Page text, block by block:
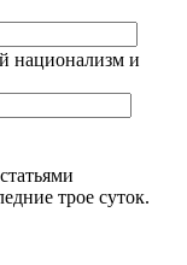
национализм и
трое суток.